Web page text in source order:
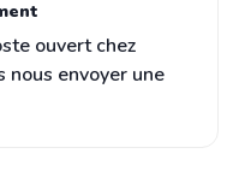
ouvert chez
nous envoyer une